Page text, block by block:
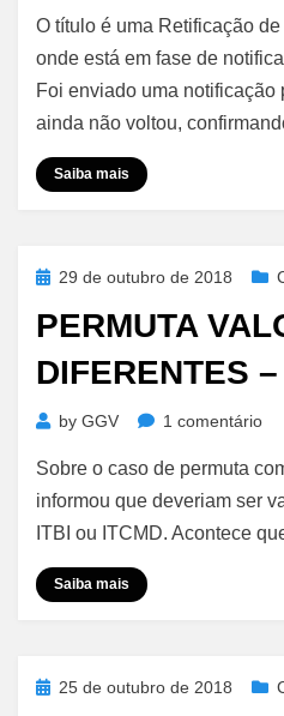
O título é uma Retificação
onde está em fase de
Foi enviado uma notificação
ainda não voltou,
Saiba mais
Posted29 de outubro de 2018
PERMUTA
DIFERENTES
by GGV 1 comentárioem
–
Sobre o caso de permuta
informou que deveriam ser
ITBI ou ITCMD. Acontece
Saiba mais
Posted25 de outubro de 2018